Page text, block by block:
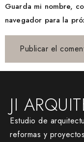
Guarda mi nombre,
navegador para la
JI
Estudio de
reformas y